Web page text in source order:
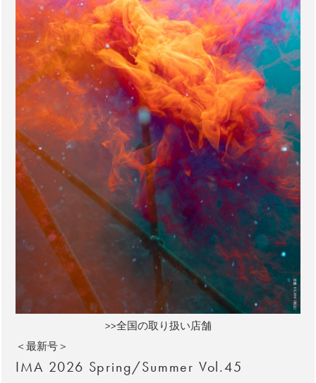
>>全国の取り扱い店舗
＜最新号＞
IMA 2026 Spring/Summer Vol.45